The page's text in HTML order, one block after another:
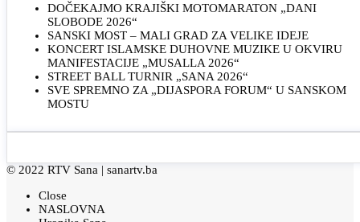
DOČEKAJMO KRAJIŠKI MOTOMARATON „DANI
SLOBODE 2026“
SANSKI MOST – MALI GRAD ZA VELIKE IDEJE
KONCERT ISLAMSKE DUHOVNE MUZIKE U OKVIRU
MANIFESTACIJE „MUSALLA 2026“
STREET BALL TURNIR „SANA 2026“
SVE SPREMNO ZA „DIJASPORA FORUM“ U SANSKOM
MOSTU
© 2022 RTV Sana | sanartv.ba
Close
NASLOVNA